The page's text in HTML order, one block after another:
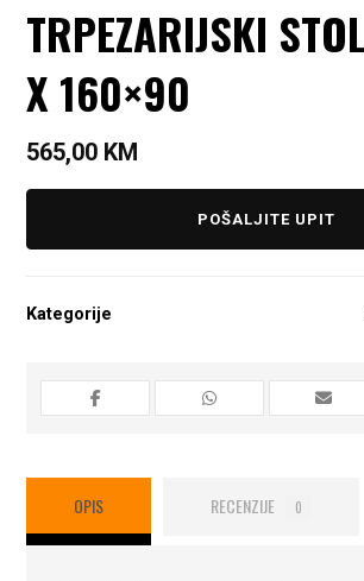
TRPEZARIJSKI
X 160×90
565,00 KM
POŠALJITE UPIT
Kategorije
OPIS RECENZIJE 0